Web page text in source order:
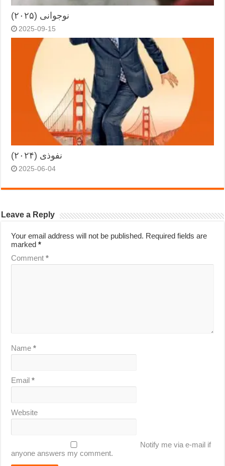
نوجوانی (۲۰۲۵)
2025-09-15
نفوذی (۲۰۲۴)
2025-06-04
Leave a Reply
Your email address will not be published. Required fields are
marked*
Comment*
Name*
Email*
Website
Notify me via e-mail if
anyone answers my comment.